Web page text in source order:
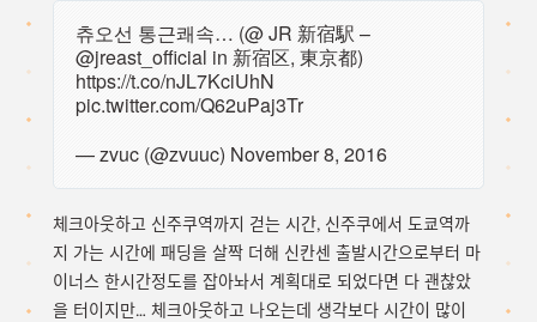
츄오선 통근쾌속… (@ JR 新宿駅 –
@jreast_official in 新宿区, 東京都)
https://t.co/nJL7KciUhN
pic.twitter.com/Q62uPaj3Tr
— zvuc (@zvuuc) November 8, 2016
체크아웃하고 신주쿠역까지 걷는 시간, 신주쿠에서 도쿄역까
지 가는 시간에 패딩을 살짝 더해 신칸센 출발시간으로부터 마
이너스 한시간정도를 잡아놔서 계획대로 되었다면 다 괜찮았
을 터이지만… 체크아웃하고 나오는데 생각보다 시간이 많이